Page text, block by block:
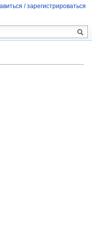
/ зарегистрироваться